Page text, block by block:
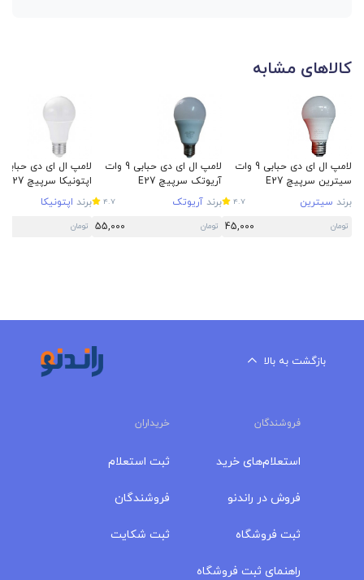
کالاهای مشابه
لامپ ال ای دی حبابی 9 وات
سیترین سرپیچ E27
برند سیترین 4.7
تومان 45,000
لامپ ال ای دی حبابی 9 وات
آریوتک سرپیچ E27
برند آریوتک 4.7
تومان 55,000
اپتونیکا سرپیچ E27
برند اپتونیکا
تومان
بازگشت به بالا
فروشندگان خریداران
استعلام‌های خرید
فروش در راندنو
ثبت فروشگاه
راهنمای ثبت فروشگاه
ثبت استعلام
فروشندگان
ثبت شکایت